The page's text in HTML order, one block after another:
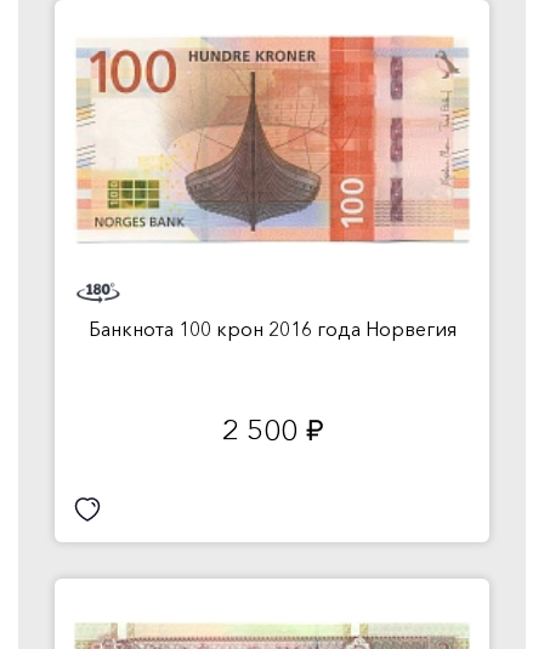
Банкнота 100 крон 2016 года Норвегия
2 500 руб.